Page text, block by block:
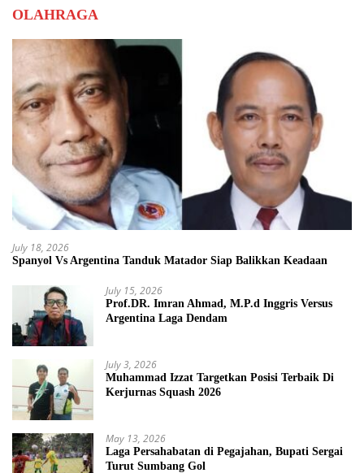
OLAHRAGA
July 18, 2026
Spanyol Vs Argentina Tanduk Matador Siap Balikkan Keadaan
July 15, 2026
Prof.DR. Imran Ahmad, M.P.d Inggris Versus
Argentina Laga Dendam
July 3, 2026
Muhammad Izzat Targetkan Posisi Terbaik Di
Kerjurnas Squash 2026
May 13, 2026
Laga Persahabatan di Pegajahan, Bupati Sergai
Turut Sumbang Gol